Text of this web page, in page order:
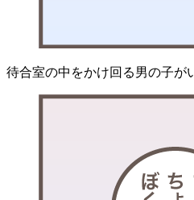
待合室の中をかけ回る男の子が